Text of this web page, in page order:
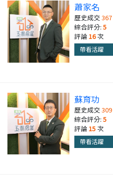
蕭家名
歷史成交367
綜合評分:5
評論16次
帶看活躍
蘇育功
歷史成交309
綜合評分:5
評論15次
帶看活躍